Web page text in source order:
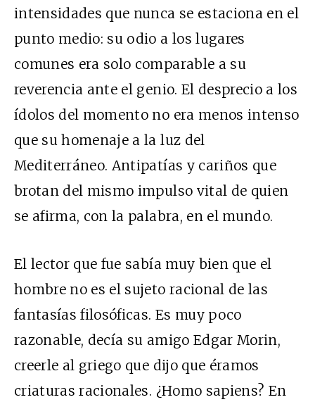
intensidades que nunca se estaciona en el
punto medio: su odio a los lugares
comunes era solo comparable a su
reverencia ante el genio. El desprecio a los
ídolos del momento no era menos intenso
que su homenaje a la luz del
Mediterráneo. Antipatías y cariños que
brotan del mismo impulso vital de quien
se afirma, con la palabra, en el mundo.
El lector que fue sabía muy bien que el
hombre no es el sujeto racional de las
fantasías filosóficas. Es muy poco
razonable, decía su amigo Edgar Morin,
creerle al griego que dijo que éramos
criaturas racionales. ¿Homo sapiens? En